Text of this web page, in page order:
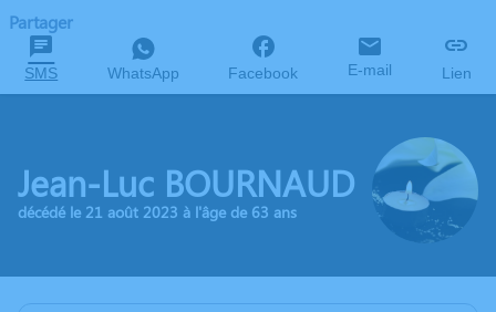
Partager
SMS WhatsApp Facebook E-mail Lien
Jean-Luc BOURNAUD
décédé le 21 août 2023 à l'âge de 63 ans